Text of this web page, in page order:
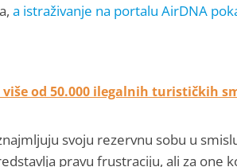
a istraživanje na portalu AirDNA
od 50.000 ilegalnih turističkih
svoju rezervnu sobu u
pravu frustraciju, ali za one